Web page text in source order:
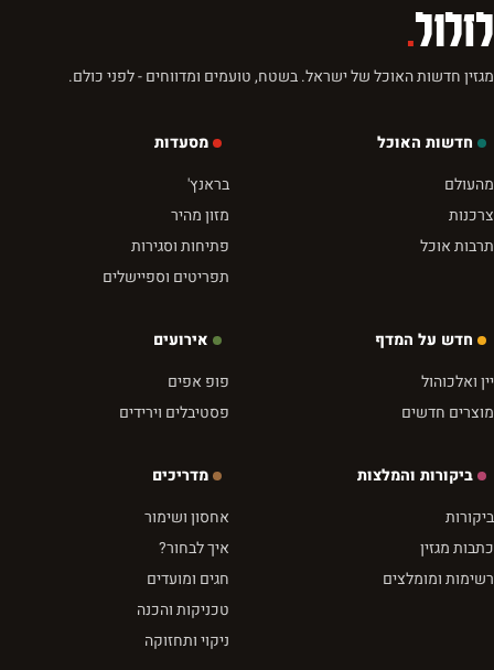
לזלול.
מגזין חדשות האוכל של ישראל. בשטח, טועמים ומדווחים - לפני כולם.
חדשות האוכל
מהעולם
צרכנות
תרבות אוכל
מסעדות
בראנץ'
מזון מהיר
פתיחות וסגירות
תפריטים וספיישלים
חדש על המדף
יין ואלכוהול
מוצרים חדשים
אירועים
פופ אפים
פסטיבלים וירידים
ביקורות והמלצות
ביקורות
כתבות מגזין
רשימות ומומלצים
מדריכים
אחסון ושימור
איך לבחור?
חגים ומועדים
טכניקות והכנה
ניקוי ותחזוקה